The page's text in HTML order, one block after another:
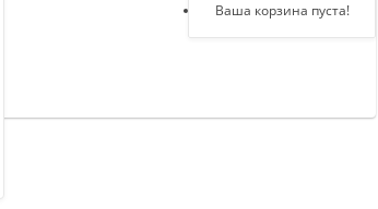
Ваша корзина пуста!